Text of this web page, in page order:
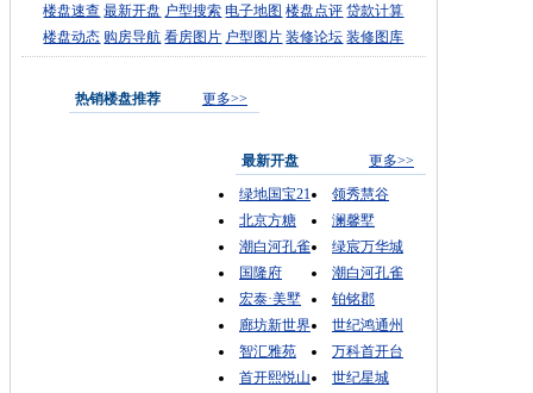
楼盘速查 最新开盘 户型搜索 电子地图 楼盘点评 贷款计算
楼盘动态 购房导航 看房图片 户型图片 装修论坛 装修图库
热销楼盘推荐 更多>>
最新开盘
更多>>
绿地国宝21
领秀慧谷
北京方糖
澜馨墅
潮白河孔雀
绿宸万华城
国隆府
潮白河孔雀
宏泰·美墅
铂铭郡
廊坊新世界
世纪鸿通州
智汇雅苑
万科首开台
首开熙悦山
世纪星城